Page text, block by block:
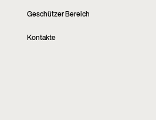
Geschützer Bereich
Kontakte